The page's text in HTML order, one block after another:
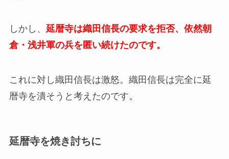
しかし、 延暦寺は織田信長の要求を拒否、依然朝
倉・浅井軍の兵を匿い続けたのです。
これに対し織田信長は激怒。織田信長は完全に延
暦寺を潰そうと考えたのです。
延暦寺を焼き討ちに